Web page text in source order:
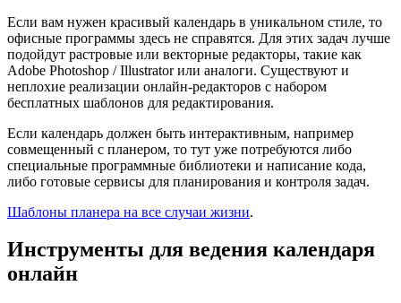
Если вам нужен красивый календарь в уникальном стиле, то
офисные программы здесь не справятся. Для этих задач лучше
подойдут растровые или векторные редакторы, такие как
Adobe Photoshop / Illustrator или аналоги. Существуют и
неплохие реализации онлайн-редакторов с набором
бесплатных шаблонов для редактирования.
Если календарь должен быть интерактивным, например
совмещенный с планером, то тут уже потребуются либо
специальные программные библиотеки и написание кода,
либо готовые сервисы для планирования и контроля задач.
Шаблоны планера на все случаи жизни.
Инструменты для ведения календаря
онлайн